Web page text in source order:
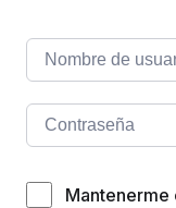
Mantenerme